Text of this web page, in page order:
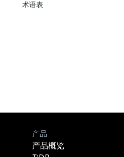
术语表
产品
产品概览